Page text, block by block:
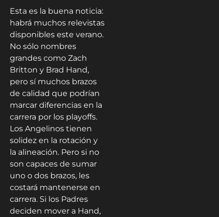
Esta es la buena noticia:
habrá muchos relevistas
disponibles este verano.
No sólo nombres
grandes como Zach
Britton y Brad Hand,
pero sí muchos brazos
de calidad que podrían
marcar diferencias en la
carrera por los playoffs.
Los Angelinos tienen
solidez en la rotación y
la alineación. Pero si no
son capaces de sumar
uno o dos brazos, les
costará mantenerse en
carrera. Si los Padres
deciden mover a Hand,